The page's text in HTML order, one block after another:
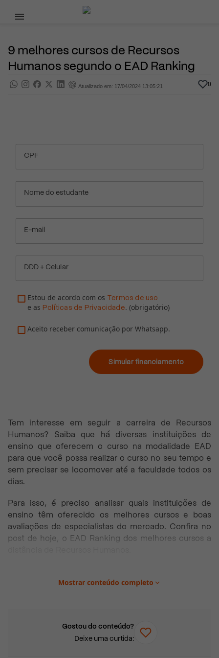
Pular para o conteúdo principal
9 melhores cursos de Recursos
Humanos segundo o EAD Ranking
Atualizado em: 17/04/2024 13:05:21 0
CPF
Nome do estudante
E-mail
DDD + Celular
Estou de acordo com os Termos de uso
e as Políticas de Privacidade. (obrigatório)
Aceito receber comunicação por Whatsapp.
Simular financiamento
Tem interesse em seguir a carreira de Recursos
Humanos? Saiba que há diversas instituições de
ensino que oferecem o curso na modalidade EAD
para que você possa realizar o curso no seu tempo e
sem precisar se locomover até a faculdade todos os
dias.
Para isso, é preciso analisar quais instituições de
ensino têm oferecido os melhores cursos e boas
avaliações de especialistas do mercado. Confira no
post de hoje, o EAD Ranking dos melhores cursos a
O que é EAD?
Mostrar conteúdo completo
Gostou do conteúdo?
Deixe uma curtida: